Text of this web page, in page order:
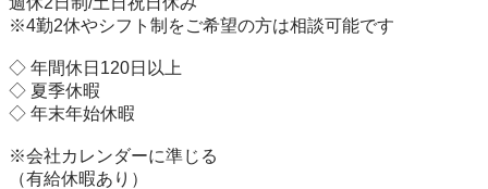
※4勤2休やシフト制をご希望の方は相談可能です
◇ 年間休日120日以上
◇ 夏季休暇
◇ 年末年始休暇
※会社カレンダーに準じる
（有給休暇あり）